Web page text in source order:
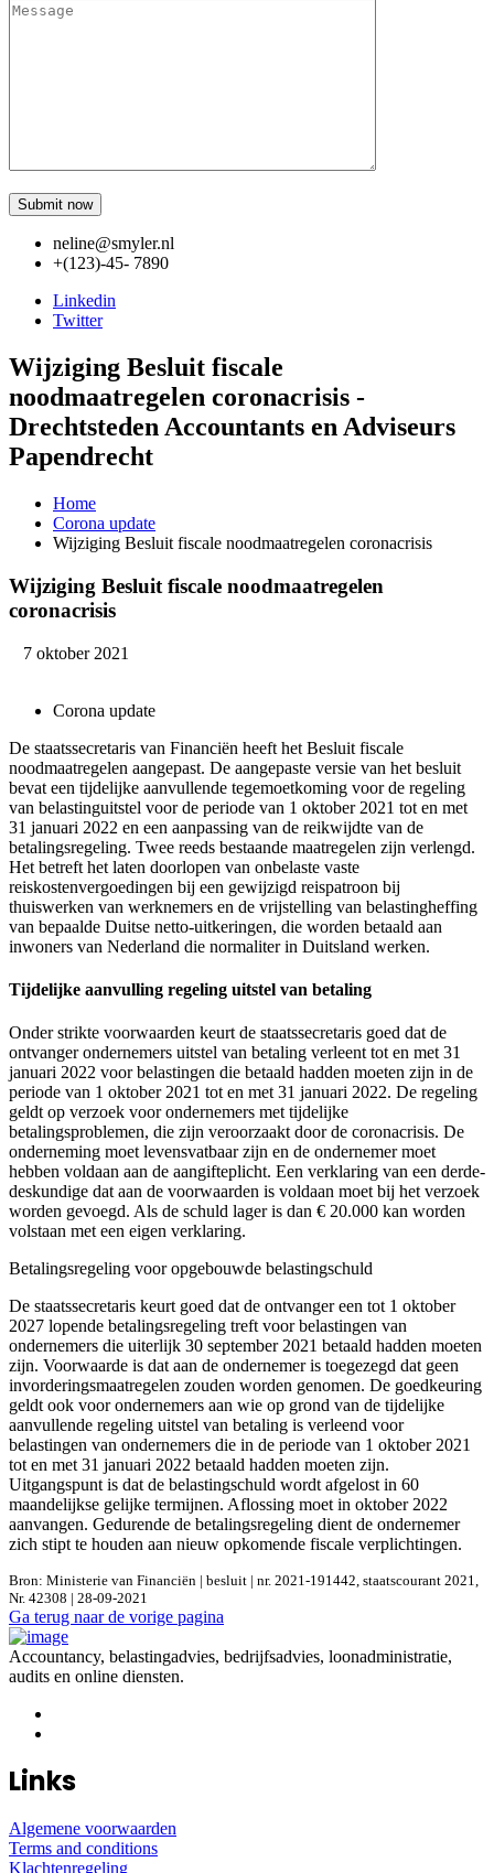
neline@smyler.nl
+(123)-45- 7890
Linkedin
Twitter
Wijziging Besluit fiscale
noodmaatregelen coronacrisis -
Drechtsteden Accountants en Adviseurs
Papendrecht
Home
Corona update
Wijziging Besluit fiscale noodmaatregelen coronacrisis
Wijziging Besluit fiscale noodmaatregelen
coronacrisis
7 oktober 2021
Corona update
De staatssecretaris van Financiën heeft het Besluit fiscale
noodmaatregelen aangepast. De aangepaste versie van het besluit
bevat een tijdelijke aanvullende tegemoetkoming voor de regeling
van belastinguitstel voor de periode van 1 oktober 2021 tot en met
31 januari 2022 en een aanpassing van de reikwijdte van de
betalingsregeling. Twee reeds bestaande maatregelen zijn verlengd.
Het betreft het laten doorlopen van onbelaste vaste
reiskostenvergoedingen bij een gewijzigd reispatroon bij
thuiswerken van werknemers en de vrijstelling van belastingheffing
van bepaalde Duitse netto-uitkeringen, die worden betaald aan
inwoners van Nederland die normaliter in Duitsland werken.
Tijdelijke aanvulling regeling uitstel van betaling
Onder strikte voorwaarden keurt de staatssecretaris goed dat de
ontvanger ondernemers uitstel van betaling verleent tot en met 31
januari 2022 voor belastingen die betaald hadden moeten zijn in de
periode van 1 oktober 2021 tot en met 31 januari 2022. De regeling
geldt op verzoek voor ondernemers met tijdelijke
betalingsproblemen, die zijn veroorzaakt door de coronacrisis. De
onderneming moet levensvatbaar zijn en de ondernemer moet
hebben voldaan aan de aangifteplicht. Een verklaring van een derde-
deskundige dat aan de voorwaarden is voldaan moet bij het verzoek
worden gevoegd. Als de schuld lager is dan € 20.000 kan worden
volstaan met een eigen verklaring.
Betalingsregeling voor opgebouwde belastingschuld
De staatssecretaris keurt goed dat de ontvanger een tot 1 oktober
2027 lopende betalingsregeling treft voor belastingen van
ondernemers die uiterlijk 30 september 2021 betaald hadden moeten
zijn. Voorwaarde is dat aan de ondernemer is toegezegd dat geen
invorderingsmaatregelen zouden worden genomen. De goedkeuring
geldt ook voor ondernemers aan wie op grond van de tijdelijke
aanvullende regeling uitstel van betaling is verleend voor
belastingen van ondernemers die in de periode van 1 oktober 2021
tot en met 31 januari 2022 betaald hadden moeten zijn.
Uitgangspunt is dat de belastingschuld wordt afgelost in 60
maandelijkse gelijke termijnen. Aflossing moet in oktober 2022
aanvangen. Gedurende de betalingsregeling dient de ondernemer
zich stipt te houden aan nieuw opkomende fiscale verplichtingen.
Bron: Ministerie van Financiën | besluit | nr. 2021-191442, staatscourant 2021,
Nr. 42308 | 28-09-2021
Ga terug naar de vorige pagina
Accountancy, belastingadvies, bedrijfsadvies, loonadministratie,
audits en online diensten.
Links
Algemene voorwaarden
Terms and conditions
Klachtenregeling